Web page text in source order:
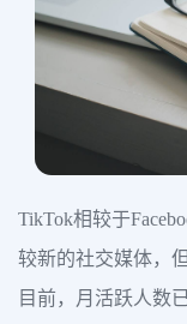
TikTok相较于
较新的社交媒体，
目前，月活跃人数